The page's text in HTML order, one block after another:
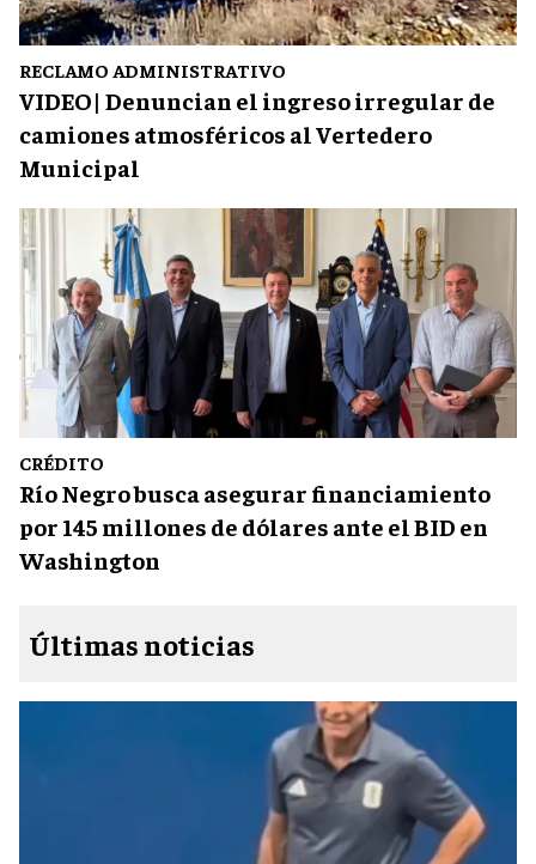
RECLAMO ADMINISTRATIVO
VIDEO| Denuncian el ingreso irregular de
camiones atmosféricos al Vertedero
Municipal
CRÉDITO
Río Negro busca asegurar financiamiento
por 145 millones de dólares ante el BID en
Washington
Últimas noticias